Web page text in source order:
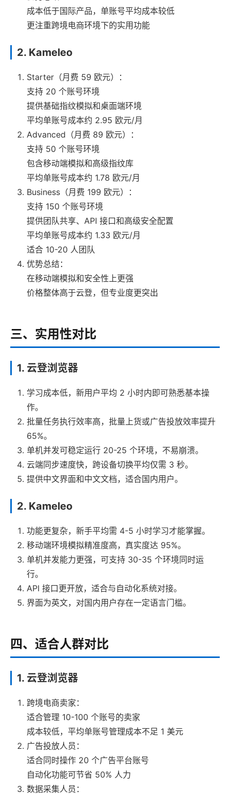
成本低于国际产品，单账号平均成本较低
更注重跨境电商环境下的实用功能
2. Kameleo
Starter（月费 59 欧元）：
支持 20 个账号环境
提供基础指纹模拟和桌面端环境
平均单账号成本约 2.95 欧元/月
Advanced（月费 89 欧元）：
支持 50 个账号环境
包含移动端模拟和高级指纹库
平均单账号成本约 1.78 欧元/月
Business（月费 199 欧元）：
支持 150 个账号环境
提供团队共享、API 接口和高级安全配置
平均单账号成本约 1.33 欧元/月
适合 10-20 人团队
优势总结：
在移动端模拟和安全性上更强
价格整体高于云登，但专业度更突出
三、实用性对比
1. 云登浏览器
学习成本低，新用户平均 2 小时内即可熟悉基本操
作。
批量任务执行效率高，批量上货或广告投放效率提升
65%。
单机并发可稳定运行 20-25 个环境，不易崩溃。
云端同步速度快，跨设备切换平均仅需 3 秒。
提供中文界面和中文文档，适合国内用户。
2. Kameleo
功能更复杂，新手平均需 4-5 小时学习才能掌握。
移动端环境模拟精准度高，真实度达 95%。
单机并发能力更强，可支持 30-35 个环境同时运
行。
API 接口更开放，适合与自动化系统对接。
界面为英文，对国内用户存在一定语言门槛。
四、适合人群对比
1. 云登浏览器
跨境电商卖家：
适合管理 10-100 个账号的卖家
成本较低，平均单账号管理成本不足 1 美元
广告投放人员：
适合同时操作 20 个广告平台账号
自动化功能可节省 50% 人力
数据采集人员：